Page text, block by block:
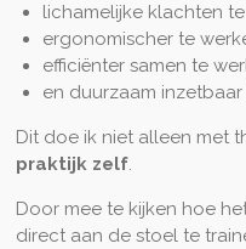
lichamelijke klachten
ergonomischer te
efficiënter samen te
en duurzaam inzetbaar
Dit doe ik niet alleen met
praktijk zelf.
Door mee te kijken hoe
direct aan de stoel te